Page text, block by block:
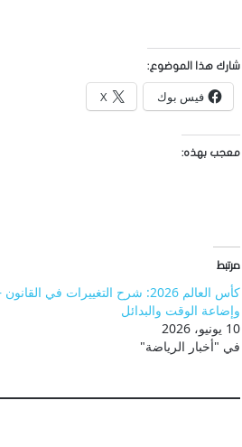
شارك هذا الموضوع:
فيس بوك X
معجب بهذه:
مرتبط
وإضاعة الوقت والبدائل
10 يونيو، 2026
في "أخبار الرياضة"